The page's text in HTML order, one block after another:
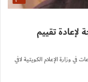
لإعادة تقييم
وزارة الإعلام الكويتية لافي